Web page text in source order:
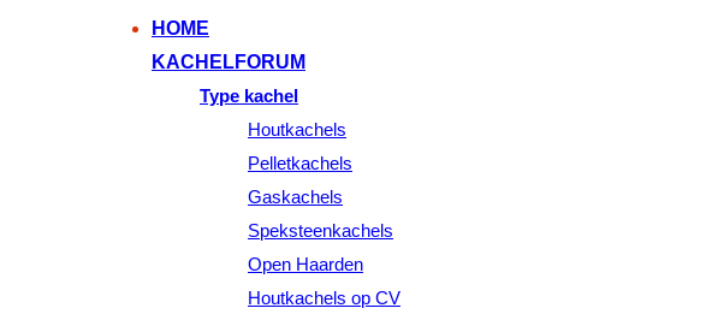
HOME
KACHELFORUM
Type kachel
Houtkachels
Pelletkachels
Gaskachels
Speksteenkachels
Open Haarden
Houtkachels op CV